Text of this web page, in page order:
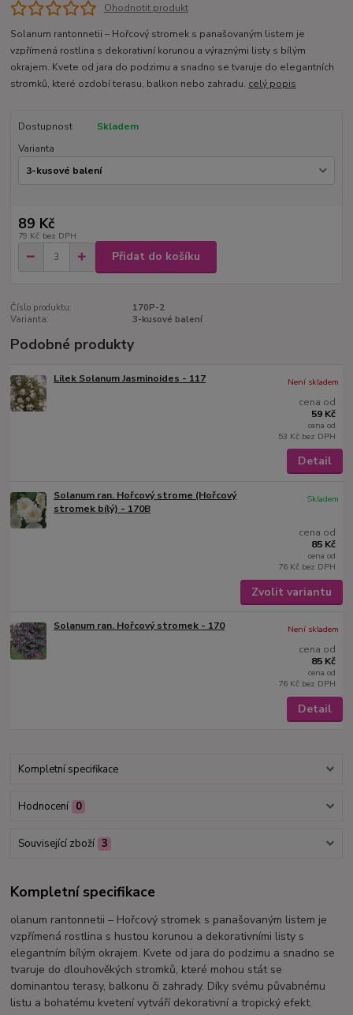
Ohodnotit produkt
Solanum rantonnetii – Hořcový stromek s panašovaným listem je
vzpřímená rostlina s dekorativní korunou a výraznými listy s bílým
okrajem. Kvete od jara do podzimu a snadno se tvaruje do elegantních
stromků, které ozdobí terasu, balkon nebo zahradu. celý popis
Dostupnost
Skladem
Varianta
89 Kč
79 Kč bez DPH
Přidat do košíku
Číslo produktu:
170P-2
Varianta:
3-kusové balení
Podobné produkty
Lilek Solanum Jasminoides - 117
cena od
59 Kč
cena od
53 Kč bez DPH
Není skladem
Detail
Solanum ran. Hořcový strome (Hořcový
stromek bílý) - 170B
cena od
85 Kč
cena od
76 Kč bez DPH
Skladem
Zvolit variantu
Solanum ran. Hořcový stromek - 170
cena od
85 Kč
cena od
76 Kč bez DPH
Není skladem
Detail
Kompletní specifikace
Hodnocení 0
Související zboží 3
Kompletní specifikace
olanum rantonnetii – Hořcový stromek s panašovaným listem je
vzpřímená rostlina s hustou korunou a dekorativními listy s
elegantním bílým okrajem. Kvete od jara do podzimu a snadno se
tvaruje do dlouhověkých stromků, které mohou stát se
dominantou terasy, balkonu či zahrady. Díky svému půvabnému
listu a bohatému kvetení vytváří dekorativní a tropický efekt.